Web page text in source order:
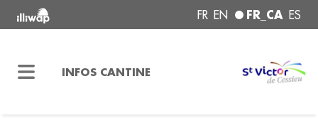
FR EN FR_CA ES
INFOS CANTINE